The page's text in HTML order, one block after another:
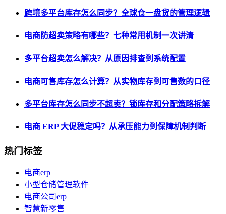
跨境多平台库存怎么同步？全球仓一盘货的管理逻辑
电商防超卖策略有哪些？七种常用机制一次讲清
多平台超卖怎么解决？从原因排查到系统配置
电商可售库存怎么计算？从实物库存到可售数的口径
多平台库存怎么同步不超卖？锁库存和分配策略拆解
电商 ERP 大促稳定吗？从承压能力到保障机制判断
热门标签
电商erp
小型仓储管理软件
电商公司erp
智慧新零售